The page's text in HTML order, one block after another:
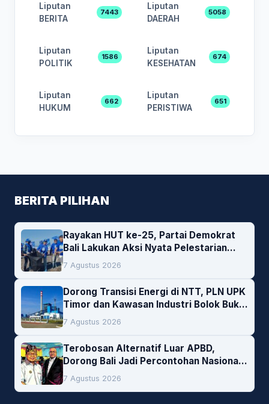
Liputan
BERITA
7443
Liputan
DAERAH
5058
Liputan
POLITIK
1586
Liputan
KESEHATAN
674
Liputan
HUKUM
662
Liputan
PERISTIWA
651
BERITA PILIHAN
Rayakan HUT ke-25, Partai Demokrat
Bali Lakukan Aksi Nyata Pelestarian
Lingkungan
7 Agustus 2026
Dorong Transisi Energi di NTT, PLN UPK
Timor dan Kawasan Industri Bolok Buka
Peluang Investasi Woodchip untuk
Cofiring PLTU Bolok
7 Agustus 2026
Terobosan Alternatif Luar APBD,
Dorong Bali Jadi Percontohan Nasional
Pembiayaan Daerah
7 Agustus 2026